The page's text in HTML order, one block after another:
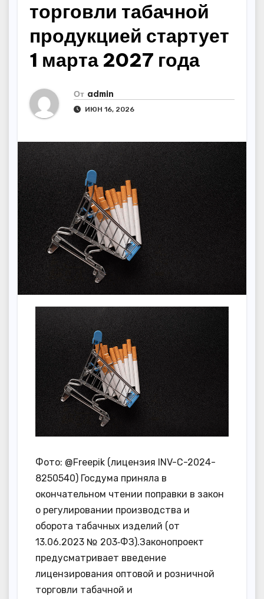
торговли табачной
продукцией стартует
1 марта 2027 года
От admin
ИЮН 16, 2026
Фото: @Freepik (лицензия INV-C-2024-
8250540) Госдума приняла в
окончательном чтении поправки в закон
о регулировании производства и
оборота табачных изделий (от
13.06.2023 № 203‑ФЗ).Законопроект
предусматривает введение
лицензирования оптовой и розничной
торговли табачной и